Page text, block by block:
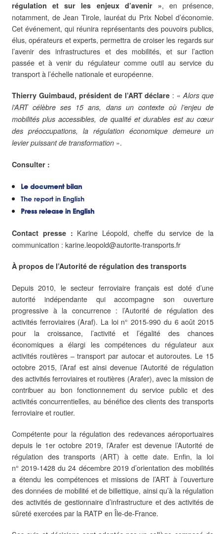
régulation et sur les enjeux d’avenir », en présence,
notamment, de Jean Tirole, lauréat du Prix Nobel d’économie.
Cet événement, qui réunira représentants des pouvoirs publics,
élus, opérateurs et experts, permettra de croiser les regards sur
l’avenir des infrastructures et des mobilités, et sur l’action
passée et à venir du régulateur comme outil au service du
transport à l’échelle nationale et européenne.
Thierry Guimbaud, président de l’ART déclare : «Alors que
l’ART célèbre ses 15 ans, dans un contexte où l’enjeu de
mobilités plus accessibles, de qualité et durables est au cœur
des préoccupations, la régulation économique demeure un
levier puissant de transformation ».
Consulter :
Le document bilan
The report in English
Press release in English
Contact presse : Karine Léopold, cheffe du service de la
communication : karine.leopold@autorite-transports.fr
À propos de l’Autorité de régulation des transports
Depuis 2010, le secteur ferroviaire français est doté d’une
autorité indépendante qui accompagne son ouverture
progressive à la concurrence : l’Autorité de régulation des
activités ferroviaires (Araf). La loi n° 2015-990 du 6 août 2015
pour la croissance, l’activité et l’égalité des chances
économiques a élargi les compétences du régulateur aux
activités routières – transport par autocar et autoroutes. Le 15
octobre 2015, l’Araf est ainsi devenue l’Autorité de régulation
des activités ferroviaires et routières (Arafer), avec la mission de
contribuer au bon fonctionnement du service public et des
activités concurrentielles, au bénéfice des clients des transports
ferroviaire et routier.
Compétente pour la régulation des redevances aéroportuaires
depuis le 1er octobre 2019, l’Arafer est devenue l’Autorité de
régulation des transports (ART) à cette date. Enfin, la loi
n° 2019-1428 du 24 décembre 2019 d’orientation des mobilités
a étendu les compétences et missions de l’ART à l’ouverture
des données de mobilité et de billettique, ainsi qu’à la régulation
des activités de gestionnaire d’infrastructure et des activités de
sûreté exercées par la RATP en Île-de-France.